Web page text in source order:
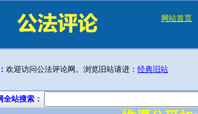
网站首页
欢迎访问公法评论网。浏览旧站请进： 经典旧站
站搜索：